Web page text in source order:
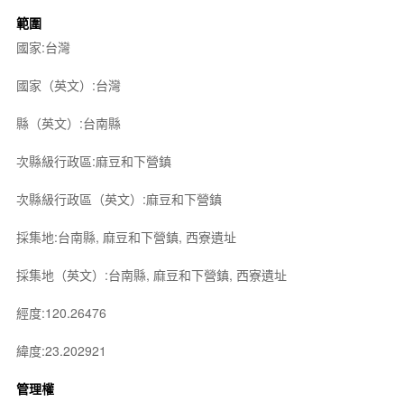
範圍
國家:台灣
國家（英文）:台灣
縣（英文）:台南縣
次縣級行政區:麻豆和下營鎮
次縣級行政區（英文）:麻豆和下營鎮
採集地:台南縣, 麻豆和下營鎮, 西寮遺址
採集地（英文）:台南縣, 麻豆和下營鎮, 西寮遺址
經度:120.26476
緯度:23.202921
管理權